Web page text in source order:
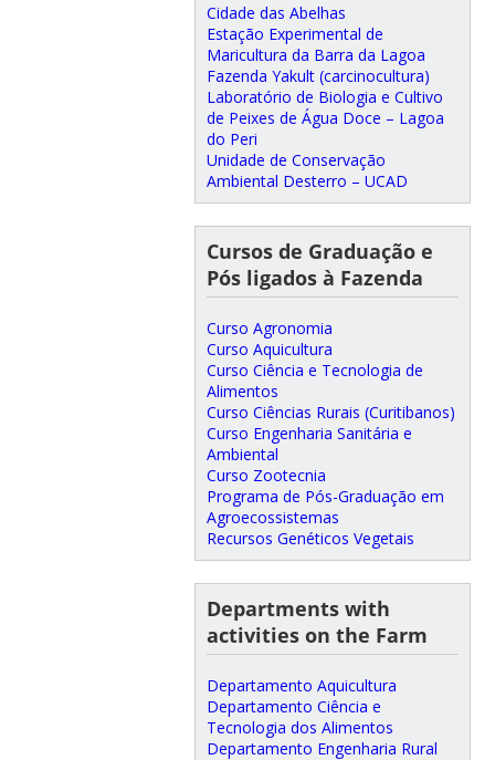
Cidade das Abelhas
Estação Experimental de
Maricultura da Barra da Lagoa
Fazenda Yakult (carcinocultura)
Laboratório de Biologia e Cultivo
de Peixes de Água Doce – Lagoa
do Peri
Unidade de Conservação
Ambiental Desterro – UCAD
Cursos de Graduação e
Pós ligados à Fazenda
Curso Agronomia
Curso Aquicultura
Curso Ciência e Tecnologia de
Alimentos
Curso Ciências Rurais (Curitibanos)
Curso Engenharia Sanitária e
Ambiental
Curso Zootecnia
Programa de Pós-Graduação em
Agroecossistemas
Recursos Genéticos Vegetais
Departments with
activities on the Farm
Departamento Aquicultura
Departamento Ciência e
Tecnologia dos Alimentos
Departamento Engenharia Rural